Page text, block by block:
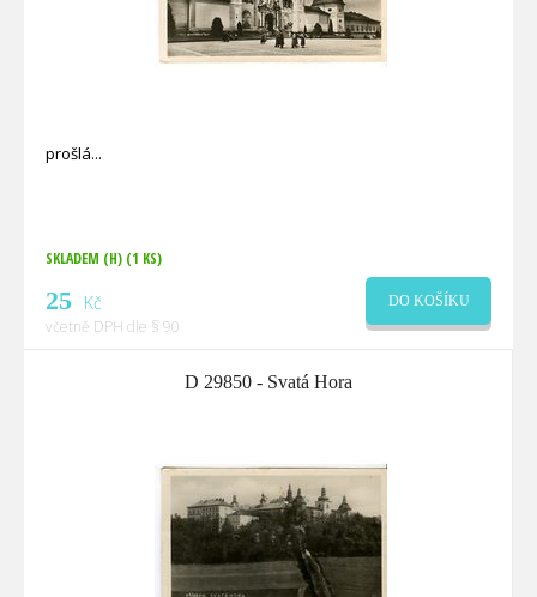
prošlá
SKLADEM (H) (1 KS)
25 Kč
včetně DPH dle § 90
DO KOŠÍKU
D 29850 - Svatá Hora